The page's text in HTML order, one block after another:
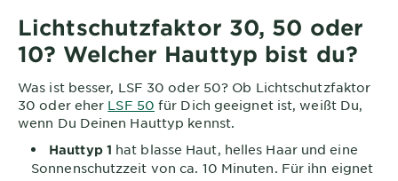
Lichtschutzfaktor 30, 50 oder
10? Welcher Hauttyp bist du?
Was ist besser, LSF 30 oder 50? Ob Lichtschutzfaktor
30 oder eher LSF 50 für Dich geeignet ist, weißt Du,
wenn Du Deinen Hauttyp kennst.
Hauttyp 1 hat blasse Haut, helles Haar und eine
Sonnenschutzzeit von ca. 10 Minuten. Für ihn eignet